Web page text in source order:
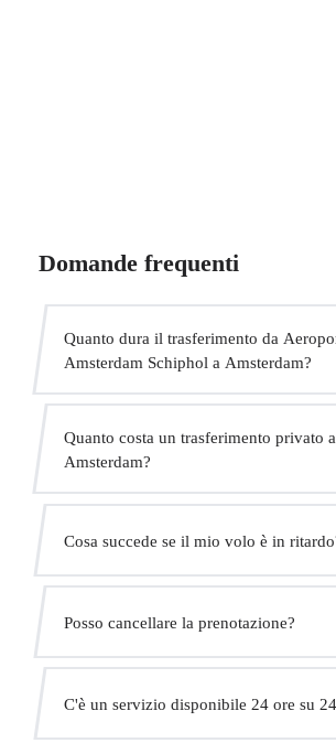
Domande frequenti
Quanto dura il trasferimento da
Amsterdam Schiphol a Amsterdam?
Quanto costa un trasferimento privato a
Amsterdam?
prezzo fisso immediato. Senza costi nascosti.
Cosa succede se il mio volo è in
adatterà automaticamente l'orario di ritiro
aggiuntivi.
Posso cancellare la prenotazione?
Sì, puoi cancellare gratuitamente fino a 24
ritiro.
C'è un servizio disponibile 24 ore su